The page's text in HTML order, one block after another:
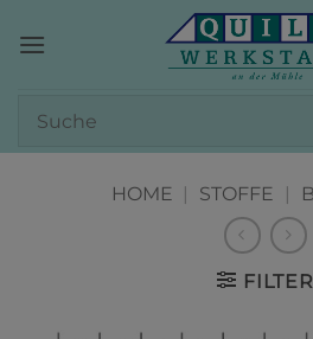
Inhalt
HOME | STOFFE |
FILTER